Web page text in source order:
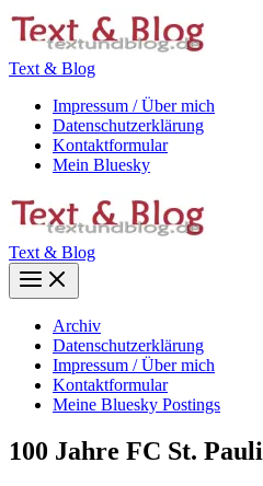
Zum
Inhalt
Text & Blog
Impressum / Über mich
Datenschutzerklärung
Kontaktformular
Mein Bluesky
Text & Blog
Main
Menu
Archiv
Datenschutzerklärung
Impressum / Über mich
Kontaktformular
Meine Bluesky Postings
100 Jahre FC St. Pauli